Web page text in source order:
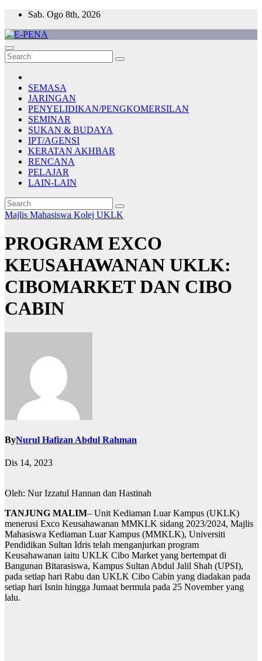
Skip
content
Sab. Ogo 8th, 2026
E-PENA
Berita Digital Terkini
SEMASA
JARINGAN
PENYELIDIKAN/PENGKOMERSILAN
SEMINAR
SUKAN & BUDAYA
IPT/AGENSI
KERATAN AKHBAR
RENCANA
PELAJAR
LAIN-LAIN
Majlis Mahasiswa Kolej UKLK
PROGRAM EXCO
KEUSAHAWANAN UKLK:
CIBOMARKET DAN CIBO
CABIN
ByNurul Hafizan Abdul Rahman
Dis 14, 2023
Oleh: Nur Izzatul Hannan dan Hastinah
TANJUNG MALIM– Unit Kediaman Luar Kampus (UKLK)
menerusi Exco Keusahawanan MMKLK sidang 2023/2024, Majlis
Mahasiswa Kediaman Luar Kampus (MMKLK), Universiti
Pendidikan Sultan Idris telah menganjurkan program
Keusahawanan iaitu UKLK Cibo Market yang bertempat di
Bangunan Bitarasiswa, Kampus Sultan Abdul Jalil Shah (UPSI),
pada setiap hari Rabu dan UKLK Cibo Cabin yang diadakan pada
setiap hari Isnin hingga Jumaat bermula pada 25 November yang
lalu.